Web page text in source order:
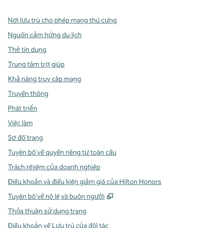
Nơi lưu trú cho phép mang thú cưng
Nguồn cảm hứng du lịch
Thẻ tín dụng
Trung tâm trợ giúp
Khả năng truy cập mạng
Truyền thông
Phát triển
Việc làm
Sơ đồ trang
Tuyên bố về quyền riêng tư toàn cầu
Trách nhiệm của doanh nghiệp
Điều khoản và điều kiện giảm giá của Hilton Honors
Tuyên bố về nô lệ và buôn người
,
Thỏa thuận sử dụng trang
Điều khoản về Lưu trú của đối tác